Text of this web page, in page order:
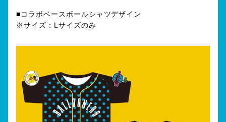
■コラボベースボールシャツデザイン
※サイズ：Lサイズのみ